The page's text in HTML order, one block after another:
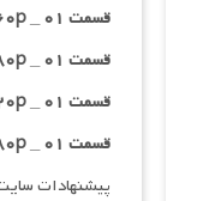
قسمت ۰۱ _ ۳۶۰p : | لینک مستقیم |
قسمت ۰۱ _ ۴۸۰p : | لینک مستقیم |
قسمت ۰۱ _ ۷۲۰p : | لینک مستقیم |
قسمت ۰۱ _ ۱۰۸۰p : | لینک مستقیم |
پیشنهادات